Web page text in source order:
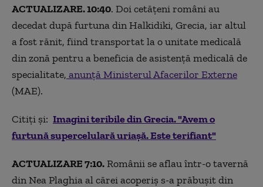
ACTUALIZARE. 10:40. Doi cetățeni români au
decedat după furtuna din Halkidiki, Grecia, iar altul
a fost rănit, fiind transportat la o unitate medicală
din zonă pentru a beneficia de asistență medicală de
specialitate, anunță Ministerul Afacerilor Externe
(MAE).
Citiți și: Imagini teribile din Grecia. "Avem o
furtună supercelulară uriașă. Este terifiant"
ACTUALIZARE 7:10.Românii se aflau într-o tavernă
din Nea Plaghia al cărei acoperiș s-a prăbușit din